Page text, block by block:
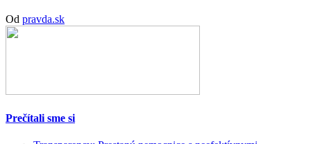
Od pravda.sk
Prečítali sme si